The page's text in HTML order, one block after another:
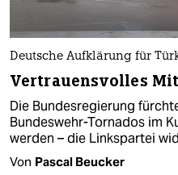
Deutsche Aufklärung für
Vertrauensvolles
Die Bundesregierung
Bundeswehr-Tornados im
werden – die Linkspartei
Von Pascal Beucker